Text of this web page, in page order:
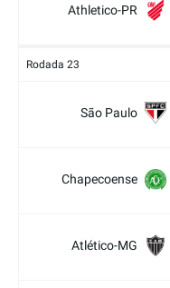
Athletico-PR
Rodada 23
São Paulo
Chapecoense
Atlético-MG